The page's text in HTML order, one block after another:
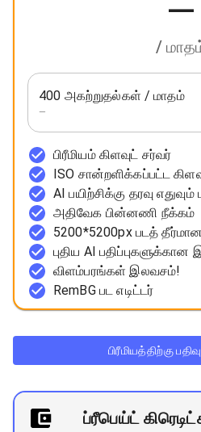
—
/
400 அகற்றுதல்கள் / மாதம்
—
பிரீமியம் கிளவுட் சர்வர்
ISO சான்றளிக்கப்பட்ட
AI பயிற்சிக்கு தரவு
அதிவேக பின்னணி நீக்கம்
5200*5200px படத்
புதிய AI
விளம்பரங்கள் இலவசம்!
RemBG பட எடிட்டர்
பிரீமியத்திற்கு
ப்ரீபெய்ட்